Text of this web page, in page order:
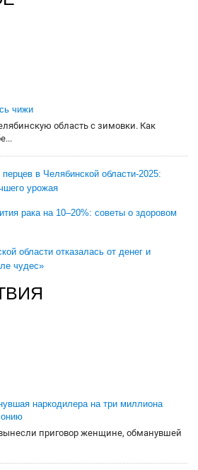
чижи
область с зимовки. Как
в Челябинской области-2025:
урожая
рака на 10–20%: советы о здоровом
области отказалась от денег и
чудес»
наркодилера на три миллиона
приговор женщине, обманувшей